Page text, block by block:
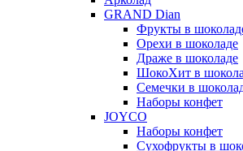
GRAND Dian
Фрукты в
Орехи в шоколаде
Драже в шоколаде
ШокоХит в
Семечки в
Наборы конфет
JOYCO
Наборы конфет
Сухофрукты в